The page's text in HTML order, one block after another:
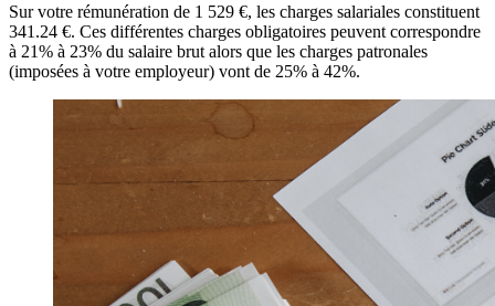
Sur votre rémunération de 1 529 €, les charges salariales constituent
341.24 €. Ces différentes charges obligatoires peuvent correspondre
à 21% à 23% du salaire brut alors que les charges patronales
(imposées à votre employeur) vont de 25% à 42%.